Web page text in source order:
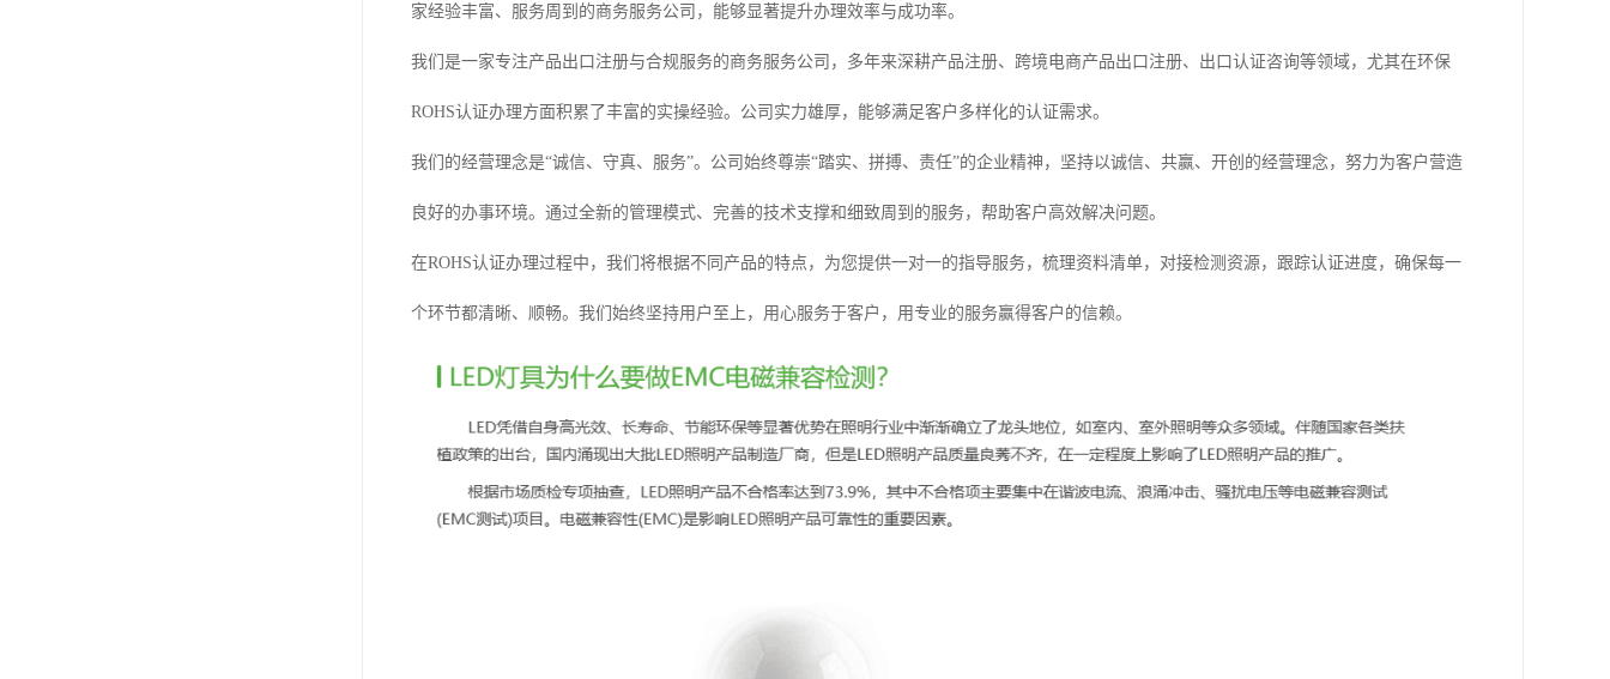
家经验丰富、服务周到的商务服务公司，能够显著提升办理效率与成功率。
我们是一家专注产品出口注册与合规服务的商务服务公司，多年来深耕产品注册、跨境电商产品出口注册、出口认证咨询等领域，尤其在环保
ROHS认证办理方面积累了丰富的实操经验。公司实力雄厚，能够满足客户多样化的认证需求。
我们的经营理念是“诚信、守真、服务”。公司始终尊崇“踏实、拼搏、责任”的企业精神，坚持以诚信、共赢、开创的经营理念，努力为客户营造
良好的办事环境。通过全新的管理模式、完善的技术支撑和细致周到的服务，帮助客户高效解决问题。
在ROHS认证办理过程中，我们将根据不同产品的特点，为您提供一对一的指导服务，梳理资料清单，对接检测资源，跟踪认证进度，确保每一
个环节都清晰、顺畅。我们始终坚持用户至上，用心服务于客户，用专业的服务赢得客户的信赖。